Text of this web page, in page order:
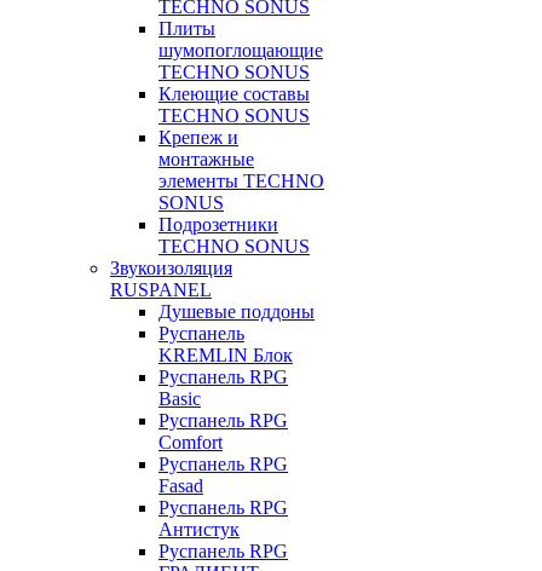
TECHNO SONUS
Плиты
шумопоглощающие
TECHNO SONUS
Клеющие составы
TECHNO SONUS
Крепеж и
монтажные
элементы TECHNO
SONUS
Подрозетники
TECHNO SONUS
Звукоизоляция
RUSPANEL
Душевые поддоны
Руспанель
KREMLIN Блок
Руспанель RPG
Basic
Руспанель RPG
Comfort
Руспанель RPG
Fasad
Руспанель RPG
Антистук
Руспанель RPG